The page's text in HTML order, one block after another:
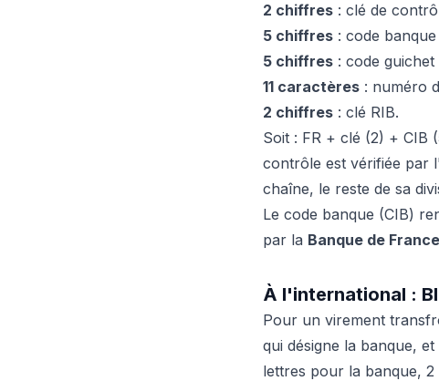
2 chiffres : clé de
5 chiffres : code
5 chiffres : code
11 caractères : numéro
2 chiffres : clé RIB.
Soit : FR + clé (2) + CIB
contrôle est vérifiée par
chaîne, le reste de sa
Le code banque (CIB)
par la Banque de France
À l'international :
Pour un virement
qui désigne la banque, et
lettres pour la banque,